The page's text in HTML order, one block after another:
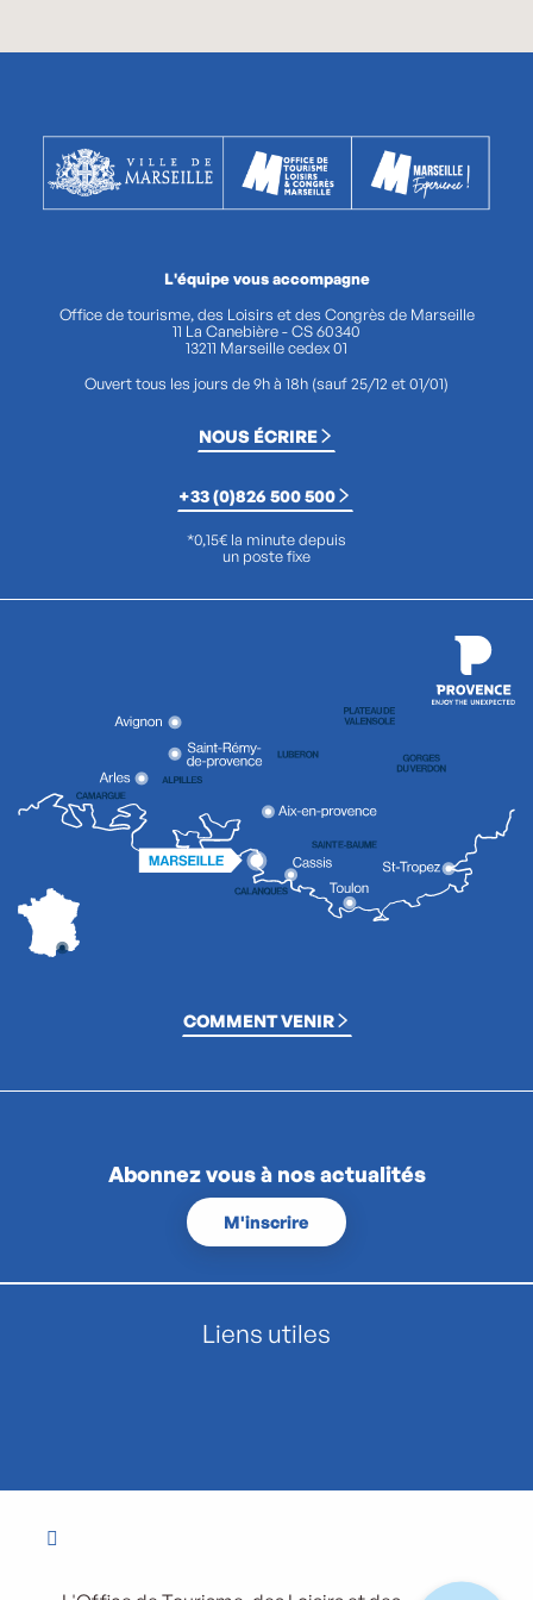
L'équipe vous accompagne
Office de tourisme, des Loisirs et des Congrès de Marseille
11 La Canebière - CS 60340
13211 Marseille cedex 01
Ouvert tous les jours de 9h à 18h (sauf 25/12 et 01/01)
NOUS ÉCRIRE
+33 (0)826 500 500
*0,15€ la minute depuis
un poste fixe
COMMENT VENIR
Abonnez vous à nos actualités
M'inscrire
Liens utiles